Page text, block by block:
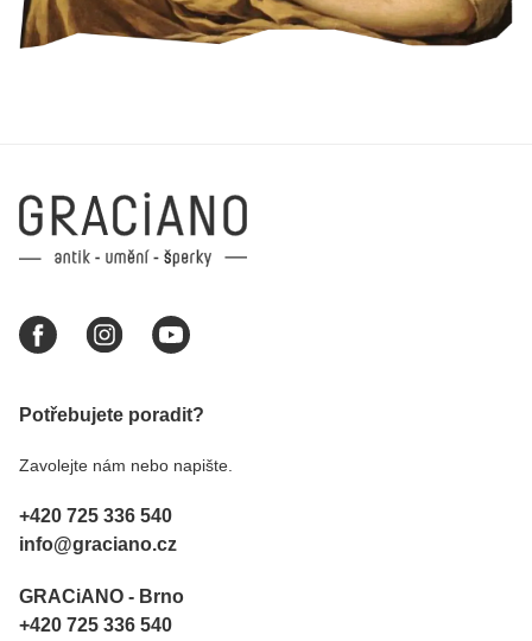
Potřebujete poradit?
Zavolejte nám nebo napište.
+420 725 336 540
info@graciano.cz
GRACiANO - Brno
+420 725 336 540